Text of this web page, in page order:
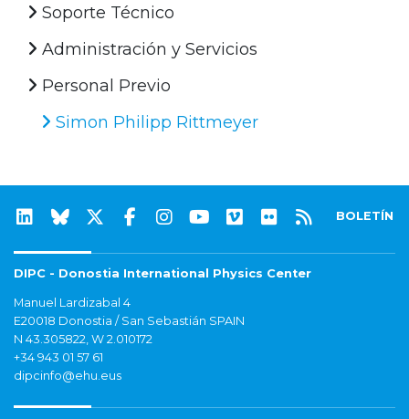
Soporte Técnico
Administración y Servicios
Personal Previo
Simon Philipp Rittmeyer
BOLETÍN
DIPC - Donostia International Physics Center
Manuel Lardizabal 4
E20018 Donostia / San Sebastián SPAIN
N 43.305822, W 2.010172
+34 943 01 57 61
dipcinfo@ehu.eus